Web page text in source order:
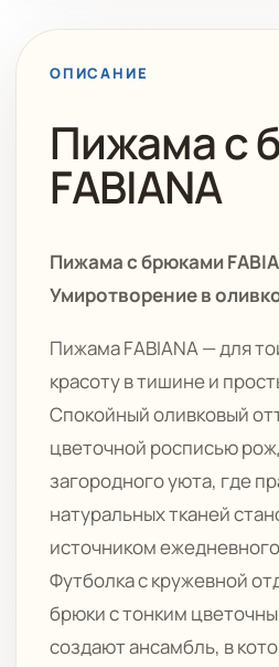
ОПИСАНИЕ
Пижама с
FABIANA
Пижама с брюками
Умиротворение в
Пижама FABIANA — для
красоту в тишине и
Спокойный оливковый
цветочной росписью
загородного уюта, где
натуральных тканей
источником
Футболка с кружевной
брюки с тонким
создают ансамбль, в